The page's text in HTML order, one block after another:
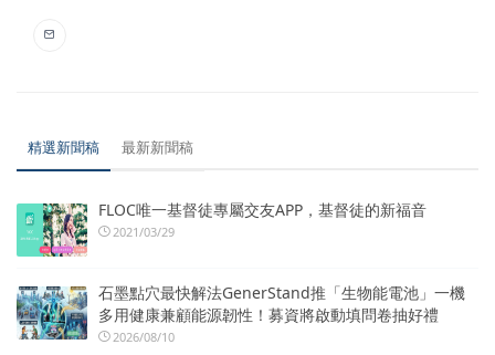
精選新聞稿 最新新聞稿
FLOC唯一基督徒專屬交友APP，基督徒的新福音
2021/03/29
石墨點穴最快解法GenerStand推「生物能電池」一機
多用健康兼顧能源韌性！募資將啟動填問卷抽好禮
2026/08/10